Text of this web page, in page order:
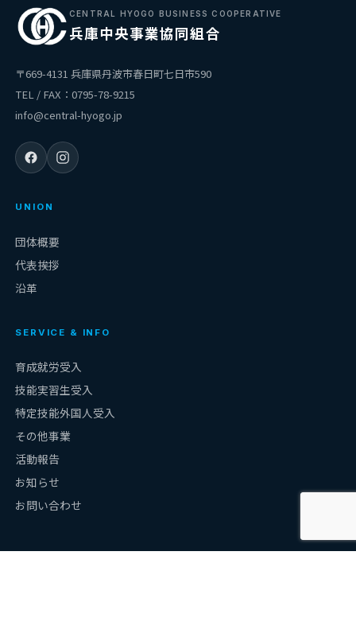
CENTRAL HYOGO BUSINESS COOPERATIVE
兵庫中央事業協同組合
〒669-4131 兵庫県丹波市春日町七日市590
TEL / FAX：0795-78-9215
info@central-hyogo.jp
UNION
団体概要
代表挨拶
沿革
SERVICE & INFO
育成就労受入
技能実習生受入
特定技能外国人受入
その他事業
活動報告
お知らせ
お問い合わせ